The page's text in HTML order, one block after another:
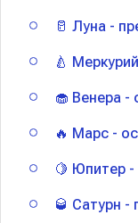
🥛 Луна -
🍐
🧁 Венера -
🔥 Марс -
🍋 Юпитер -
🥃 Сатурн -